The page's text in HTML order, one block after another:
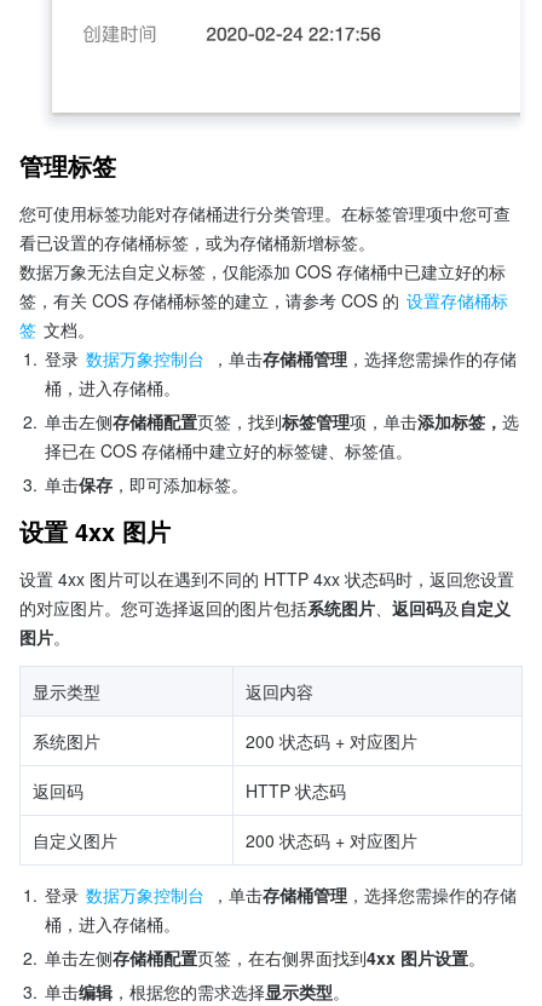
管理标签
您可使用标签功能对存储桶进行分类管理。在标签管理项中您可查
看已设置的存储桶标签，或为存储桶新增标签。
数据万象无法自定义标签，仅能添加 COS 存储桶中已建立好的标
签，有关 COS 存储桶标签的建立，请参考 COS 的 设置存储桶标
签 文档。
1. 登录 数据万象控制台 ，单击存储桶管理 ，选择您需操作的存储
桶，进入存储桶。
2. 单击左侧存储桶配置页签，找到标签管理项，单击添加标签， 选
择已在 COS 存储桶中建立好的标签键、标签值。
3. 单击保存 ，即可添加标签。
设置 4xx 图片
设置 4xx 图片可以在遇到不同的 HTTP 4xx 状态码时，返回您设置
的对应图片。您可选择返回的图片包括系统图片、 返回码及 自定义
图片。
显示类型 返回内容
系统图片 200 状态码 + 对应图片
返回码 HTTP 状态码
自定义图片 200 状态码 + 对应图片
1. 登录 数据万象控制台 ，单击存储桶管理 ，选择您需操作的存储
桶，进入存储桶。
2. 单击左侧存储桶配置页签，在右侧界面找到4xx 图片设置。
3. 单击编辑 ，根据您的需求选择显示类型。